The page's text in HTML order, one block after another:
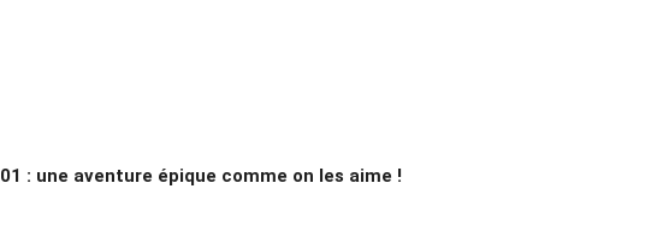
: une aventure épique comme on les aime !